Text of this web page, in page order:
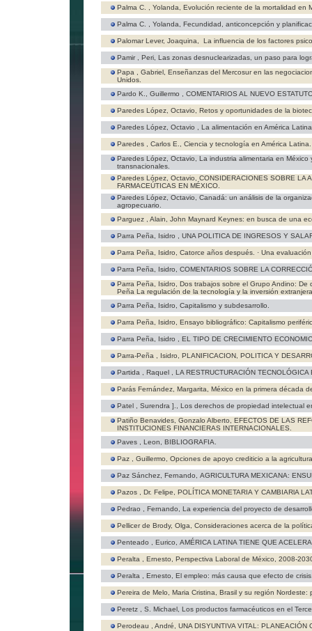
Palma C. , Yolanda, Evolución reciente de la mortalidad en
Palma C. , Yolanda, Fecundidad, anticoncepción y
Palomar Lever, Joaquina, La influencia de los factores
Pamir , Peri, Las zonas desnuclearizadas, un paso para
Papa , Gabriel, Enseñanzas del Mercosur en las
Unidos.
Pardo K., Guillermo , COMENTARIOS AL NUEVO
Paredes López, Octavio, Retos y oportunidades de la
Paredes López, Octavio , La alimentación en América
Paredes , Carlos E., Ciencia y tecnología en América
Paredes López, Octavio, La industria alimentaria en
transnacionales.
Paredes López, Octavio, CONSIDERACIONES SOBRE LA
FARMACEÚTICAS EN MÉXICO.
Paredes López, Octavio, Canadá: un análisis de la
agropecuario.
Parguez , Alain, John Maynard Keynes: en busca de una
Parra Peña, Isidro , UNA POLITICA DE INGRESOS Y
Parra Peña, Isidro, Catorce años después. · Una
Parra Peña, Isidro, COMENTARIOS SOBRE LA
Parra Peña, Isidro, Dos trabajos sobre el Grupo Andino:
Peña La regulación de la tecnología y la inversión
Parra Peña, Isidro, Capitalismo y subdesarrollo.
Parra Peña, Isidro, Ensayo bibliográfico: Capitalismo
Parra Peña, Isidro , EL TIPO DE CRECIMIENTO
Parra-Peña , Isidro, PLANIFICACION, POLITICA Y
Partida , Raquel , LA RESTRUCTURACIÓN
Parás Fernández, Margarita, México en la primera década
Patel , Surendra ]., Los derechos de propiedad intelectual
Patiño Benavides, Gonzalo Alberto, EFECTOS DE LAS
INSTITUCIONES FINANCIERAS INTERNACIONALES.
Paves , Leon, BIBLIOGRAFIA.
Paz , Guillermo, Opciones de apoyo crediticio a la
Paz Sánchez, Fernando, AGRICULTURA MEXICANA:
Pazos , Dr. Felipe, POLÍTICA MONETARIA Y CAMBIARlA
Pedrao , Fernando, La experiencia del proyecto de
Pellicer de Brody, Olga, Consideraciones acerca de la
Penteado , Eurico, AMÉRICA LATINA TIENE QUE
Peralta , Ernesto, Perspectiva Laboral de México, 2008-
Peralta , Ernesto, El empleo: más causa que efecto de
Pereira de Melo, Maria Cristina, Brasil y su región Nordeste:
Peretz , S. Michael, Los productos farmacéuticos en el
Perodeau , André, UNA DISYUNTIVA VITAL: PLANEACIÓN